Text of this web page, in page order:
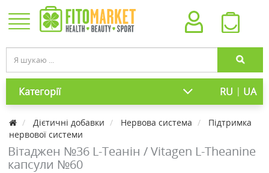
Категорії RU | UA
Дієтичні добавки Нервова система
Підтримка
нервової системи
Вітаджен №36 L-Теанін / Vitagen L-Theanine
капсули №60